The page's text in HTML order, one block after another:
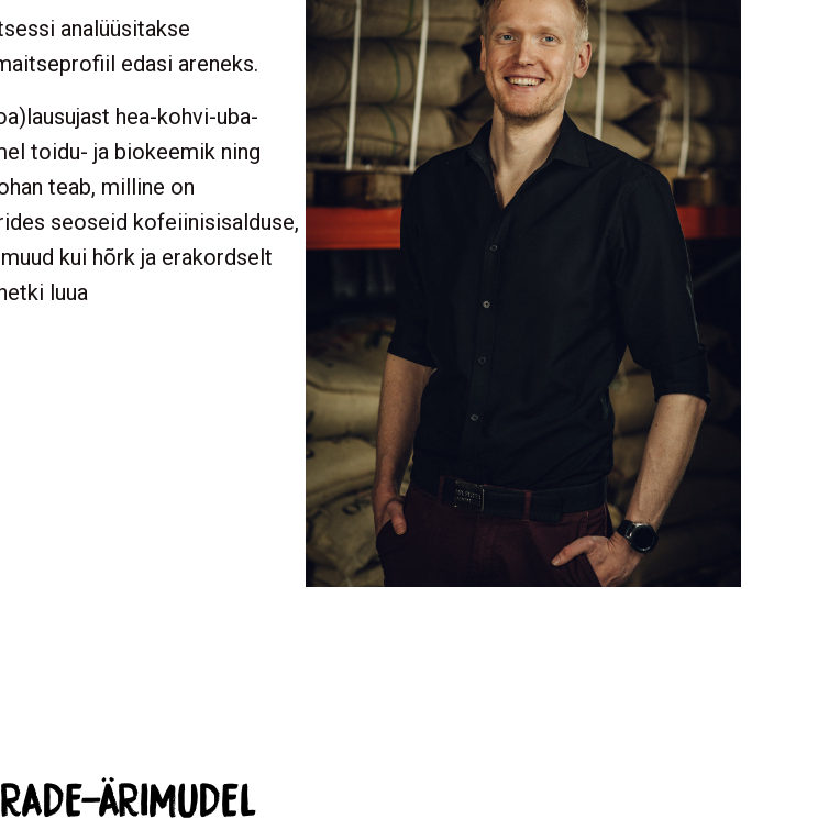
analüüsitakse
edasi areneks.
hea-kohvi-uba-
toidu- ja biokeemik ning
teab, milline on
seoseid kofeiinisisalduse,
kui hõrk ja erakordselt
luua
ÄRIMUDEL